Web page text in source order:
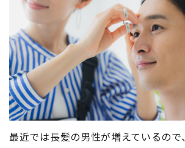
最近では長髪の男性が増えているの